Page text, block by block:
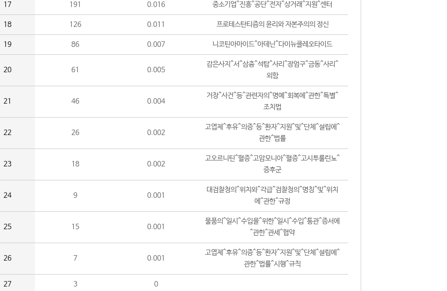
17 191 0.016 중소기업^진흥^공단^전자^상거래^지원^센터
18 126 0.011 프로테스탄티즘의 윤리와 자본주의의 정신
19 86 0.007 니코틴아마이드^아데닌^다이뉴클레오타이드
20 61 0.005
감은사지^서^삼층^석탑^사리^장엄구^금동^사리^
외함
21 46 0.004
거창^사건^등^관련자의^명예^회복에^관한^특별^
조치법
22 26 0.002
고엽제^후유^의증^등^환자^지원^및^단체^설립에^
관한^법률
23 18 0.002
고오르니틴^혈증^고암모니아^혈증^고시투룰린뇨^
증후군
24 9 0.001
대검찰청의^위치와^각급^검찰청의^명칭^및^위치
에^관한^규정
25 15 0.001
물품의^일시^수입을^위한^일시^수입^통관^증서에
^관한^관세^협약
26 7 0.001
고엽제^후유^의증^등^환자^지원^및^단체^설립에^
관한^법률^시행^규칙
27 3 0